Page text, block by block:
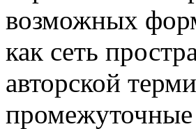
возможных
как сеть
авторской